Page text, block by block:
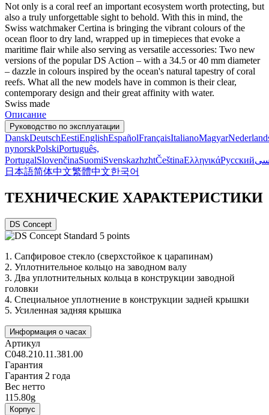
Not only is a coral reef an important ecosystem worth protecting, but
also a truly unforgettable sight to behold. With this in mind, the
Swiss watchmaker Certina is bringing the vibrant colours of the
ocean floor to dry land, wrapped up in timepieces that evoke a
maritime flair while also serving as versatile accessories: Two new
versions of the popular DS Action – with a 34.5 or 40 mm diameter
– dazzle in colours inspired by the ocean's natural tapestry of coral
reefs. What all the new models have in common is their clear,
contemporary design and their great affinity with water.
Swiss made
Описание
Руководство по эксплуатации
DanskDeutschEestiEnglishEspañolFrançaisItalianoMagyar
nynorskPolskiPortuguês,
PortugalSlovenčinaSuomiSvenskazhzhtČeštinaΕλληνικάРусский
日本語简体中文繁體中文한국어
ТЕХНИЧЕСКИЕ ХАРАКТЕРИСТИКИ
DS Concept
1. Сапфировое стекло (сверхстойкое к царапинам)
2. Уплотнительное кольцо на заводном валу
3. Два уплотнительных кольца в конструкции заводной
головки
4. Специальное уплотнение в конструкции задней крышки
5. Усиленная задняя крышка
Информация о часах
Артикул
C048.210.11.381.00
Гарантия
Гарантия 2 года
Вес нетто
115.80g
Корпус